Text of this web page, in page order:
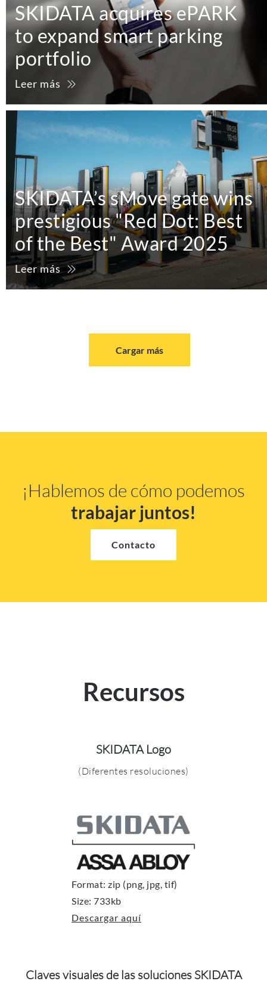
SKIDATA acquires ePARK
to expand smart parking
portfolio
Leer más
SKIDATA’s sMove gate wins
prestigious "Red Dot: Best
of the Best" Award 2025
Leer más
Cargar más
¡Hablemos de cómo podemos
trabajar juntos!
Contacto
Recursos
SKIDATA Logo
(Diferentes resoluciones)
Format: zip (png, jpg, tif)
Size: 733kb
Descargar aquí
Claves visuales de las soluciones SKIDATA